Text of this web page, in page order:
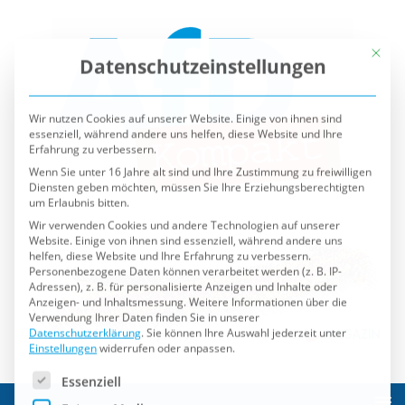
Datenschutzeinstellungen
Wir nutzen Cookies auf unserer Website. Einige von ihnen sind
Erfahrung zu verbessern.
Wenn Sie unter 16 Jahre alt sind und Ihre Zustimmung zu freiwilligen
um Erlaubnis bitten.
Wir verwenden Cookies und andere Technologien auf unserer
helfen, diese Website und Ihre Erfahrung zu verbessern.
Personenbezogene Daten können verarbeitet werden (z. B. IP-
Adressen), z. B. für personalisierte Anzeigen und Inhalte oder
Anzeigen- und Inhaltsmessung.Weitere Informationen über die
Verwendung Ihrer Daten finden Sie in unserer
Datenschutzerklärung.Sie können Ihre Auswahl jederzeit unter
Einstellungenwiderrufen oder anpassen.
Es folgt eine Liste der Service-Gruppen, für die eine
Essenziell
Externe Medien